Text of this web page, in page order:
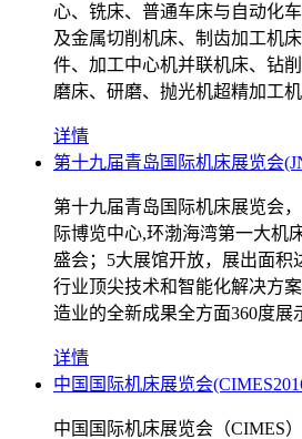
心、铣床、普通车床与自动化
及金属切削机床、制齿加工机
件、加工中心机并联机床、钻
磨床、研磨、抛光机超精加工
详情
第十九届青岛国际机床展览会
第十九届青岛国际机床展览会
际博览中心,环渤海湾第一大机
盛会；5大展馆开放，展出面积
行业顶尖技术和智能化解决方
造业的全新成果全方面360度展
详情
中国国际机床展览会
中国国际机床展览会（CIMES